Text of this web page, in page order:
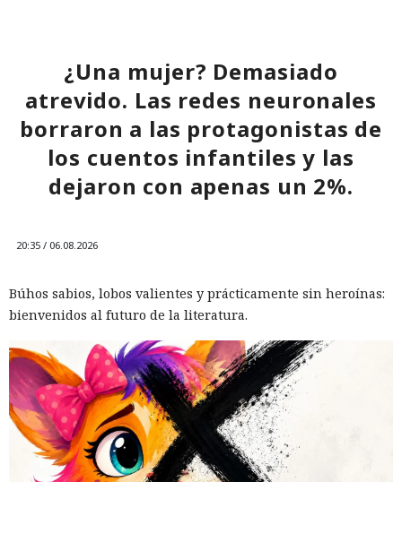
¿Una mujer? Demasiado
atrevido. Las redes neuronales
borraron a las protagonistas de
los cuentos infantiles y las
dejaron con apenas un 2%.
20:35 / 06.08.2026
Búhos sabios, lobos valientes y prácticamente sin heroínas:
bienvenidos al futuro de la literatura.